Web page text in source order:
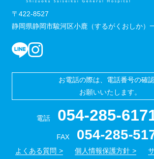
〒422-8527
静岡県静岡市駿河区小鹿（するがくおしか）
お電話の際は、電話番号の確
お願いいたします。
電話 054-285-
FAX 054-285-
よくある質問 個人情報保護方針